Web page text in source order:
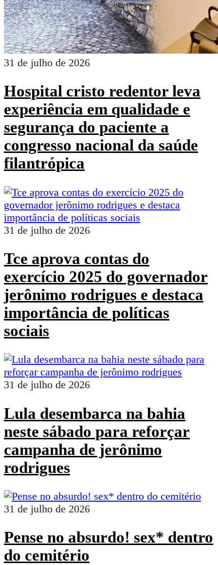
31 de julho de 2026
Hospital cristo redentor leva
experiência em qualidade e
segurança do paciente a
congresso nacional da saúde
filantrópica
31 de julho de 2026
Tce aprova contas do
exercício 2025 do governador
jerônimo rodrigues e destaca
importância de políticas
sociais
31 de julho de 2026
Lula desembarca na bahia
neste sábado para reforçar
campanha de jerônimo
rodrigues
31 de julho de 2026
Pense no absurdo! sex* dentro
do cemitério